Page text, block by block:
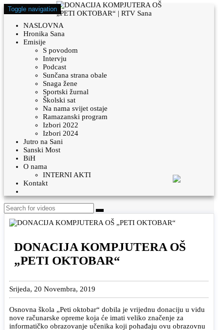
Toggle navigation
NASLOVNA
Hronika Sana
Emisije
S povodom
Intervju
Podcast
Sunčana strana obale
Snaga žene
Sportski žurnal
Školski sat
Na nama svijet ostaje
Ramazanski program
Izbori 2022
Izbori 2024
Jutro na Sani
Sanski Most
BiH
O nama
INTERNI AKTI
Kontakt
DONACIJA KOMPJUTERA OŠ
„PETI OKTOBAR“
Srijeda, 20 Novembra, 2019
Osnovna škola „Peti oktobar“ dobila je vrijednu donaciju u vidu
nove računarske opreme koja će imati veliko značenje za
informatičko obrazovanje učenika koji pohađaju ovu obrazovnu